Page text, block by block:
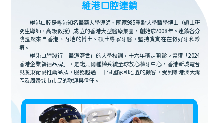
維港口腔連鎖
維港口腔是粵港知名醫藥大學導師、國家985重點大學醫學博士（碩士研
究生導師、高級教授）成立的香港大型醫療集團，創始於2008年。連鎖各分
院匯聚來自香港、內地的博士、碩士專家牙醫，堅持實實在在做好牙科診
療。
維港口腔踐行「醫道濟世」的大學校訓，十六年穩定開診。榮獲「2024
香港企業領袖品牌」，是諾貝爾種植系統全球放心植牙中心，香港新城電台
與廣東衛視推薦品牌，服務超過三十個國家和地區的顧客，受到粵港澳大灣
區及周邊城市市民的歡迎與信任。